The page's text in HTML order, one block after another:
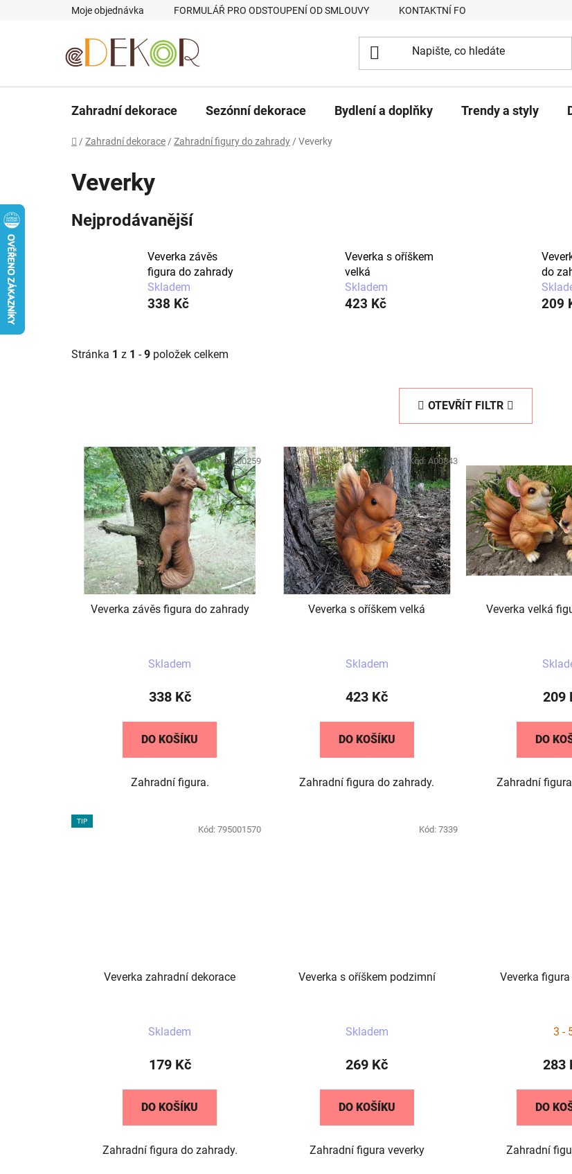
Moje objednávka FORMULÁŘ PRO ODSTOUPENÍ OD SMLOUVY KONTAKTNÍ FORMULÁŘ
Zahradní dekorace Sezónní dekorace Bydlení a doplňky Trendy a styly
Domů
/ Zahradní dekorace / Zahradní figury do zahrady / Veverky
Veverky
Nejprodávanější
Veverka závěs
figura do zahrady
Skladem
338 Kč
Veverka s oříškem
velká
Skladem
423 Kč
do
209
Stránka 1 z 1 -9 položek celkem
OTEVŘÍT FILTR
Veverka závěs figura do zahrady
hodnocení
produktu
z
hvězdiček.
Skladem
338 Kč
DO KOŠÍKU
Zahradní figura.
Kód:A00259
Veverka s oříškem velká
Skladem
423 Kč
DO KOŠÍKU
Zahradní figura do zahrady.
Kód:A00843
Veverka velká
209
DO
Zahradní
TIP
Veverka zahradní dekorace
Skladem
179 Kč
DO KOŠÍKU
Zahradní figura do zahrady.
Kód: 795001570
Veverka s oříškem podzimní
hodnocení
produktu
z
hvězdiček.
Skladem
269 Kč
DO KOŠÍKU
Zahradní figura veverky
Kód: 7339
Veverka
3 -
283
DO
Zahradní